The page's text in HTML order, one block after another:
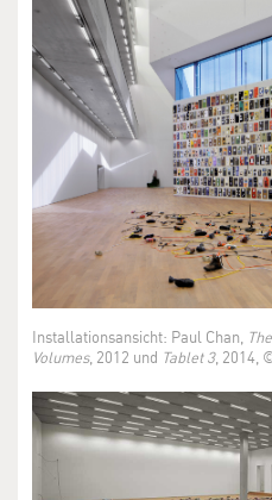
Installationsansicht: Paul Chan,
Volumes, 2012 und Tablet 3, 2014,